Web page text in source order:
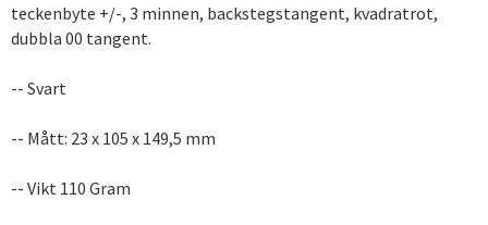
teckenbyte +/-, 3 minnen, backstegstangent, kvadratrot,
dubbla 00 tangent.
-- Svart
-- Mått: 23 x 105 x 149,5 mm
-- Vikt 110 Gram